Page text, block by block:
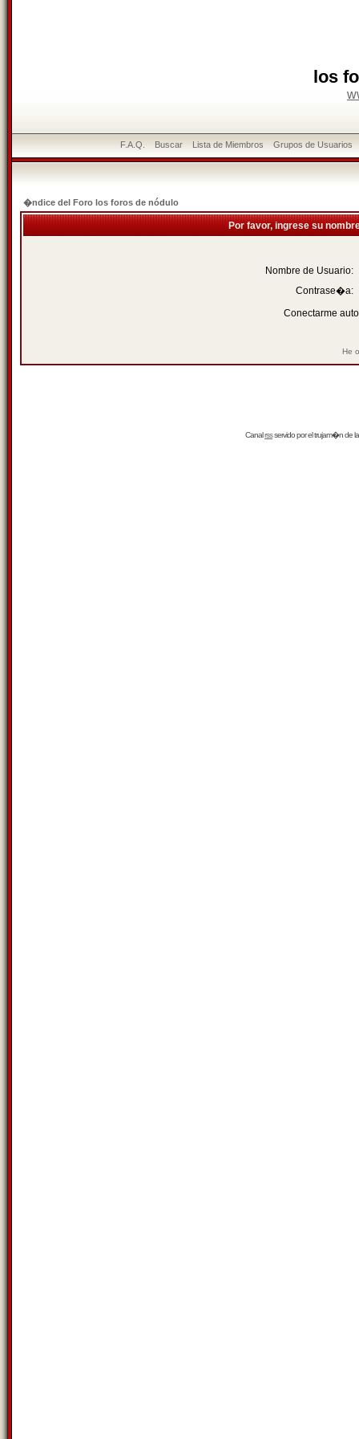
los
F.A.Q. Buscar Lista de Miembros Grupos de Usuarios
�ndice del Foro los foros de nódulo
Por favor, ingrese su
Nombre de Usuario:
Contrase�a:
Conectarme
He
Canalrssservido por eltrujam�nde